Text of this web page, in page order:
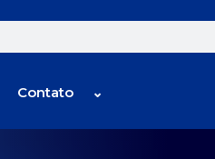
Contato ⌄